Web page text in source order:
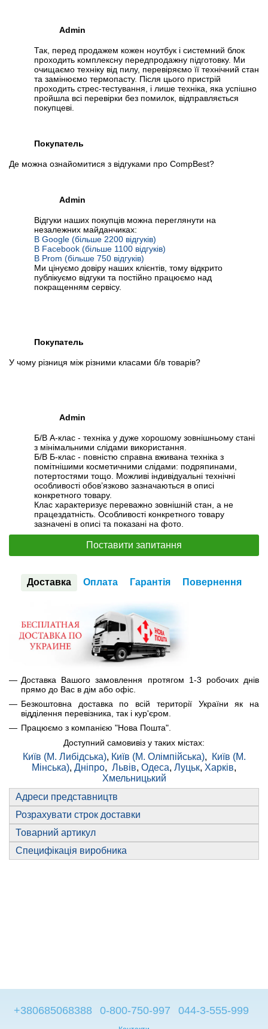
Admin
Так, перед продажем кожен ноутбук і системний блок
проходить комплексну передпродажну підготовку. Ми
очищаємо техніку від пилу, перевіряємо її технічний стан
та замінюємо термопасту. Після цього пристрій
проходить стрес-тестування, і лише техніка, яка успішно
пройшла всі перевірки без помилок, відправляється
покупцеві.
Покупатель
Де можна ознайомитися з відгуками про CompBest?
Admin
Відгуки наших покупців можна переглянути на
незалежних майданчиках:
В Google (більше 2200 відгуків)
В Facebook (більше 1100 відгуків)
В Prom (більше 750 відгуків)
Ми цінуємо довіру наших клієнтів, тому відкрито
публікуємо відгуки та постійно працюємо над
покращенням сервісу.
Покупатель
У чому різниця між різними класами б/в товарів?
Admin
Б/В А-клас - техніка у дуже хорошому зовнішньому стані
з мінімальними слідами використання.
Б/В Б-клас - повністю справна вживана техніка з
помітнішими косметичними слідами: подряпинами,
потертостями тощо. Можливі індивідуальні технічні
особливості обов’язково зазначаються в описі
конкретного товару.
Клас характеризує переважно зовнішній стан, а не
працездатність. Особливості конкретного товару
зазначені в описі та показані на фото.
Поставити запитання
Доставка Оплата Гарантія Повернення
Доставка Вашого замовлення протягом 1-3 робочих днів
прямо до Вас в дім або офіс.
Безкоштовна доставка по всій території України як на
відділення перевізника, так і кур'єром.
Працюємо з компанією "Нова Пошта".
Доступний самовивіз у таких містах:
Київ (М. Либідська), Київ (М. Олімпійська),
Київ (М.
Мінська), Дніпро, Львів, Одеса, Луцьк, Харків,
Хмельницький
Адреси представництв
Розрахувати строк доставки
Товарний артикул
Специфікація виробника
+380685068388 0-800-750-997 044-3-555-999